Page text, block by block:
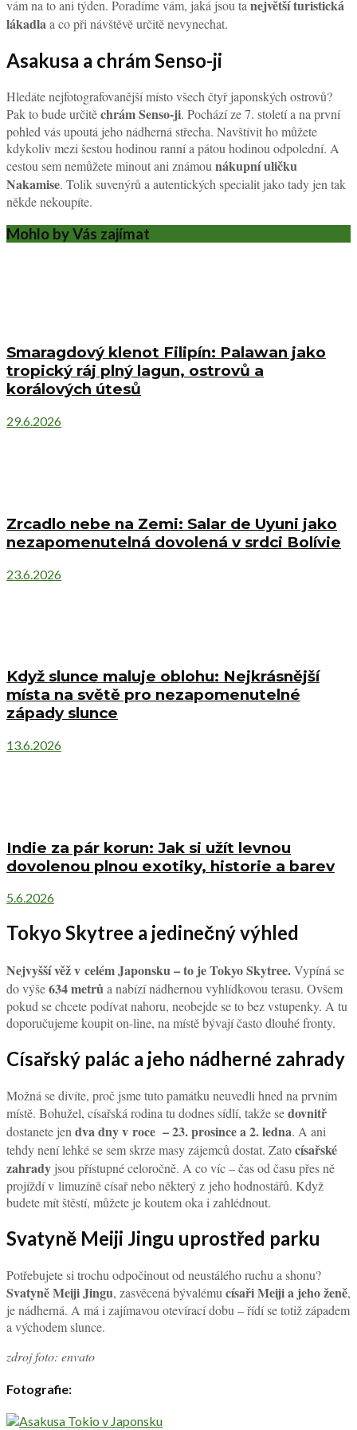
vám na to ani týden. Poradíme vám, jaká jsou tanejvětší turistická
lákadlaa co při návštěvě určitě nevynechat.
Asakusa a chrám Senso-ji
Hledáte nejfotografovanější místo všech čtyř japonských ostrovů?
Pak to bude určitěchrám Senso-ji. Pochází ze 7. století a na první
pohled vás upoutá jeho nádherná střecha. Navštívit ho můžete
kdykoliv mezi šestou hodinou ranní a pátou hodinou odpolední. A
cestou sem nemůžete minout ani známounákupní uličku
Nakamise. Tolik suvenýrů a autentických specialit jako tady jen tak
někde nekoupíte.
Mohlo by Vás zajímat
Smaragdový klenot Filipín: Palawan jako
tropický ráj plný lagun, ostrovů a
korálových útesů
29.6.2026
Zrcadlo nebe na Zemi: Salar de Uyuni jako
nezapomenutelná dovolená v srdci Bolívie
23.6.2026
Když slunce maluje oblohu: Nejkrásnější
místa na světě pro nezapomenutelné
západy slunce
13.6.2026
Indie za pár korun: Jak si užít levnou
dovolenou plnou exotiky, historie a barev
5.6.2026
Tokyo Skytree a jedinečný výhled
Nejvyšší věž v celém Japonsku – to je Tokyo Skytree.Vypíná se
do výše634 metrůa nabízí nádhernou vyhlídkovou terasu. Ovšem
pokud se chcete podívat nahoru, neobejde se to bez vstupenky. A tu
doporučujeme koupit on-line, na místě bývají často dlouhé fronty.
Císařský palác a jeho nádherné zahrady
Možná se divíte, proč jsme tuto památku neuvedli hned na prvním
místě. Bohužel, císařská rodina tu dodnes sídlí, takže sedovnitř
dostanete jen dva dny v roce – 23. prosince a 2. ledna. A ani
tehdy není lehké se sem skrze masy zájemců dostat. Zatocísařské
zahrady jsou přístupné celoročně. A co víc – čas od času přes ně
projíždí v limuzíně císař nebo některý z jeho hodnostářů. Když
budete mít štěstí, můžete je koutem oka i zahlédnout.
Svatyně Meiji Jingu uprostřed parku
Potřebujete si trochu odpočinout od neustálého ruchu a shonu?
Svatyně Meiji Jingu, zasvěcená bývalému císaři Meiji a jeho ženě,
je nádherná. A má i zajímavou otevírací dobu – řídí se totiž západem
a východem slunce.
zdroj foto: envato
Fotografie: